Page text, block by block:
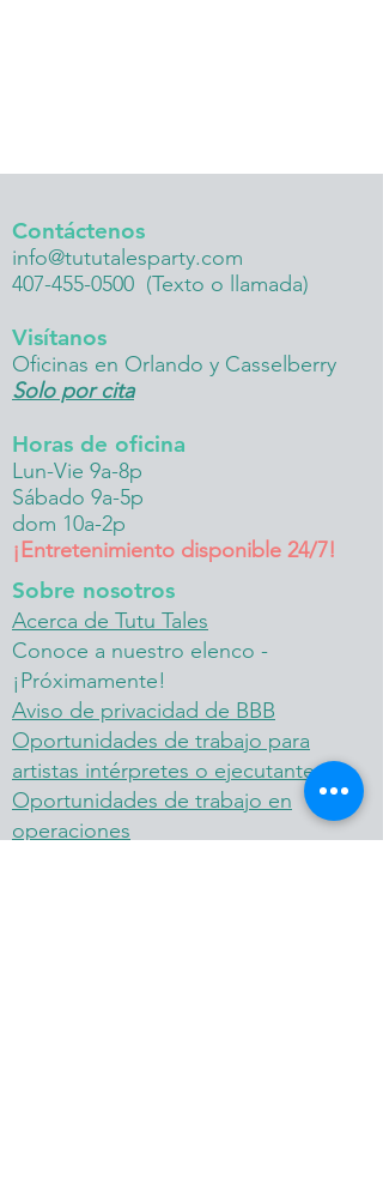
Contáctenos
info@tututalesparty.com
407-455-0500 (Texto o llamada)
Visítanos
Oficinas en Orlando y Casselberry
Solo por cita
Horas de oficina
Lun-Vie 9a-8p
Sábado 9a-5p
dom 10a-2p
¡Entretenimiento disponible 24/7!
Sobre nosotros
Acerca de Tutu Tales
Conoce a nuestro elenco -
¡Próximamente!
Aviso de privacidad de BBB
Oportunidades de trabajo para
artistas intérpretes o ejecutantes
Oportunidades de trabajo en
operaciones